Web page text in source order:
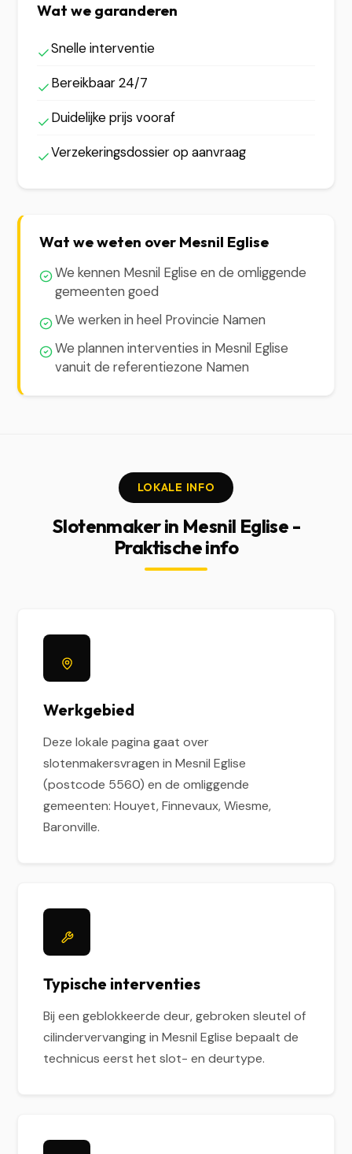
Wat we garanderen
Snelle interventie
Bereikbaar 24/7
Duidelijke prijs vooraf
Verzekeringsdossier op aanvraag
Wat we weten over Mesnil Eglise
We kennen Mesnil Eglise en de omliggende
gemeenten goed
We werken in heel Provincie Namen
We plannen interventies in Mesnil Eglise
vanuit de referentiezone Namen
LOKALE INFO
Slotenmaker in Mesnil Eglise -
Praktische info
Werkgebied
Deze lokale pagina gaat over
slotenmakersvragen in Mesnil Eglise
(postcode 5560) en de omliggende
gemeenten: Houyet, Finnevaux, Wiesme,
Baronville.
Typische interventies
Bij een geblokkeerde deur, gebroken sleutel of
cilindervervanging in Mesnil Eglise bepaalt de
technicus eerst het slot- en deurtype.